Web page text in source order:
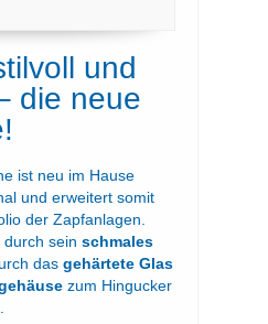
und
die neue
ist neu im Hause
und erweitert somit
der Zapfanlagen.
sein schmales
das gehärtete Glas
zum Hingucker